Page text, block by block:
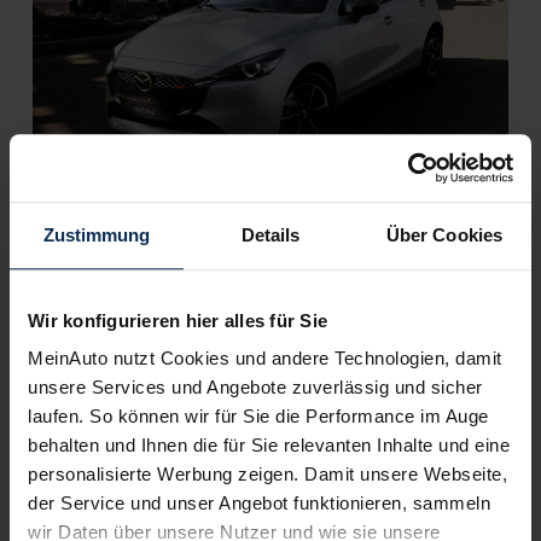
Zustimmung Details Über Cookies
Wir konfigurieren hier alles für Sie
MeinAuto nutzt Cookies und andere Technologien, damit
unsere Services und Angebote zuverlässig und sicher
laufen. So können wir für Sie die Performance im Auge
behalten und Ihnen die für Sie relevanten Inhalte und eine
personalisierte Werbung zeigen. Damit unsere Webseite,
der Service und unser Angebot funktionieren, sammeln
wir Daten über unsere Nutzer und wie sie unsere
Mazda2 (Test 2023): Wirkt der alte Mazda-Mini mit
dem 2. Facelift wieder frisch?
Weitere Artikel im Automagazin
Mazdas CX-60 (Test 2023): Neues Jahr, neuer Motor
Mazda MX-5 Roadster Homura (Test 2023): Feuer und
Flamme?
DS 3 (Test 2023): Crossback-Zusatz gestrichen,
Mazda CX-5 Homura (Test 2022): Facelift trifft 2023er-
Top-Ausstattung